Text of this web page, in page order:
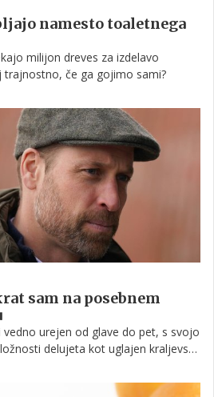
namesto toaletnega
milijon dreves za izdelavo
trajnostno, če ga gojimo sami?
sam na posebnem
urejen od glave do pet, s svojo
delujeta kot uglajen kraljevski